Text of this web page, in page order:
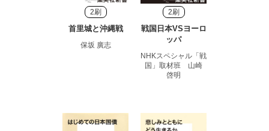
2刷
首里城と沖縄戦
保坂 廣志
2刷
戦国日本VSヨーロ
ッパ
NHKスペシャル「戦
国」取材班 山崎
啓明